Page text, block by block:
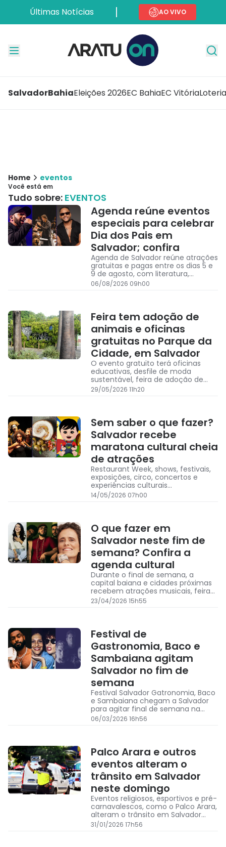
Últimas Notícias AO VIVO
SalvadorBahiaEleições 2026EC BahiaEC Vitória
Home eventos
Você está em
Tudo sobre: EVENTOS
Agenda reúne eventos
especiais para celebrar
Dia dos Pais em
Salvador; confira
Agenda de Salvador reúne atrações
gratuitas e pagas entre os dias 5 e
9 de agosto, com literatura,
música, teatro e concerto especial
de Dia dos Pais
06/08/2026 09h00
Feira tem adoção de
animais e oficinas
gratuitas no Parque da
Cidade, em Salvador
O evento gratuito terá oficinas
educativas, desfile de moda
sustentável, feira de adoção de
animais e ações voltadas à
preservação ambiental e bem-
29/05/2026 11h20
Sem saber o que fazer?
Salvador recebe
maratona cultural cheia
de atrações
Restaurant Week, shows, festivais,
exposições, circo, concertos e
experiências culturais
movimentam Salvador e RMS
durante o final de semana
14/05/2026 07h00
O que fazer em
Salvador neste fim de
semana? Confira a
agenda cultural
Durante o final de semana, a
capital baiana e cidades próximas
recebem atrações musicais, feiras,
espetáculos e celebrações
culturais para todos os públicos
23/04/2026 15h55
Festival de
Gastronomia, Baco e
Sambaiana agitam
Salvador no fim de
semana
Festival Salvador Gatronomia, Baco
e Sambaiana chegam a Salvador
para agitar final de semana na
capital baiana; confira outros
atrações
06/03/2026 16h56
Palco Arara e outros
eventos alteram o
trânsito em Salvador
neste domingo
Eventos religiosos, esportivos e pré-
carnavalescos, como o Palco Arara,
alteram o trânsito em Salvador
neste domingo (1º); veja onde
31/01/2026 17h56